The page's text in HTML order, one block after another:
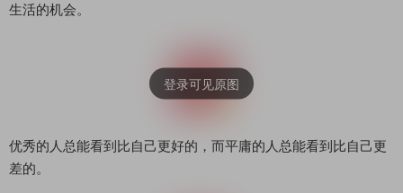
生活的机会。
优秀的人总能看到比自己更好的，而平庸的人总能看到比自己更
差的。